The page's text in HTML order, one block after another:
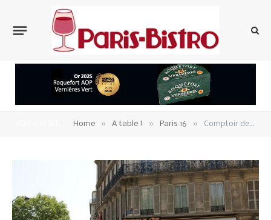
Home » A table ! » Paris 16 » Comptoir de l’Arc